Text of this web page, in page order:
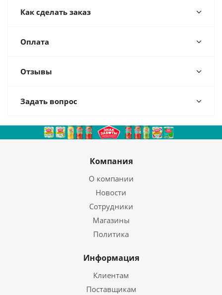
Как сделать заказ
Оплата
Отзывы
Задать вопрос
Компания
О компании
Новости
Сотрудники
Магазины
Политика
Информация
Клиентам
Поставщикам